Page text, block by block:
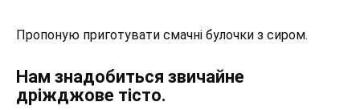
Пропоную приготувати смачні булочки з сиром.
Нам знадобиться звичайне
дріжджове тісто.